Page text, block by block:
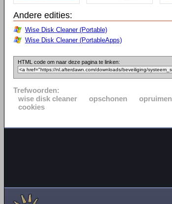
Andere edities:
Wise Disk Cleaner (Portable)
Wise Disk Cleaner (PortableApps)
HTML code om naar deze pagina te linken:
Trefwoorden:
wise disk cleaner
opschonen opruimen
cookies